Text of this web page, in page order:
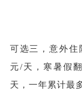
可选三，意外住
元/天，寒暑假
天，一年累计最